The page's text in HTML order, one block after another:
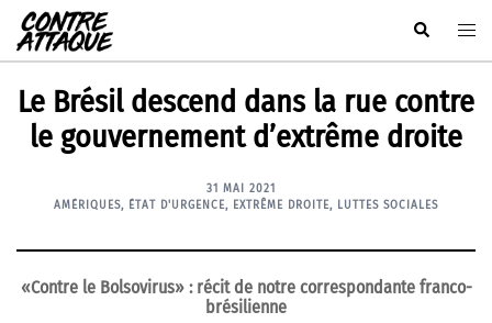
Aller
au
contenu
Rechercher
Le Brésil descend dans la rue contre
le gouvernement d’extrême droite
31 MAI 2021
AMÉRIQUES, ÉTAT D'URGENCE, EXTRÊME DROITE, LUTTES SOCIALES
«Contre le Bolsovirus» : récit de notre correspondante franco-
brésilienne